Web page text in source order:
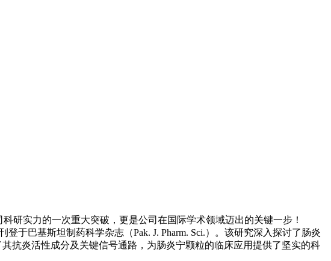
实力的一次重大突破，更是公司在国际学术领域迈出的关键一步！
巴基斯坦制药科学杂志（Pak. J. Pharm. Sci.）。该研究深入探讨了肠炎
抗炎活性成分及关键信号通路，为肠炎宁颗粒的临床应用提供了坚实的科